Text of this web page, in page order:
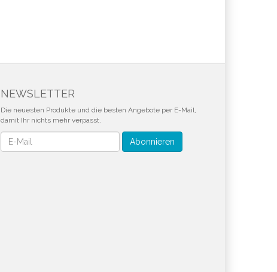
NEWSLETTER
Die neuesten Produkte und die besten Angebote per E-Mail,
damit Ihr nichts mehr verpasst.
Newsletter Abonnieren